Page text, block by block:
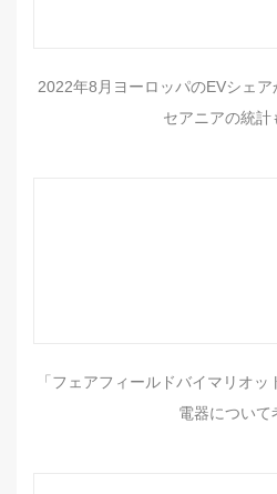
2022年8月ヨーロッパのEVシェ
セアニアの統計
「フェアフィールドバイマリオ
電器について